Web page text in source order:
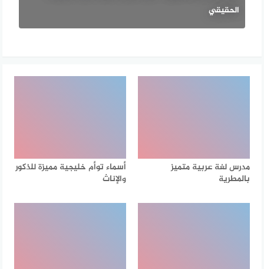
الحقيقي
مدرس لغة عربية متميز
بالمطرية
أسماء توأم خليجية مميزة للذكور
والإناث